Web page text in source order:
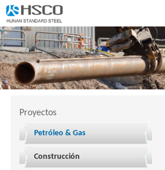
Proyectos
Petróleo & Gas
Construcción